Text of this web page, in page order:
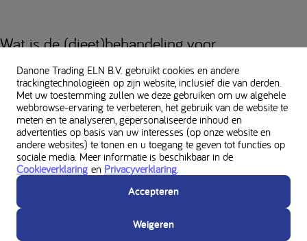
Wat is de (dieet)behandeling voor
stofwisselingsziekten?
Na het resultaat van de neonatale screening neemt de kinderarts van het
ziekenhuis waar je kind geboren is, of je huisarts, contact met je op. Hij of
zij zal je doorverwijzen naar het dichtstbijzijnde ziekenhuis dat
gespecialiseerd is in de behandeling van erfelijke stofwisselingsziekten.
Daar moet je zo snel mogelijk op consult komen om het eiwitbeperkte
dieet te starten. Het eiwitarme dieet is de langst bestaande en zeer
effectieve dieetbehandeling voor deze aandoeningen.
Op basis van de berekende voedingsbehoefte wordt er vervolgens door
de diëtist een dieet vastgesteld, waarbij natuurlijk zoveel mogelijk
Danone Trading ELN B.V. gebruikt cookies en andere
trackingtechnologieën op zijn website, inclusief die van derden.
Met uw toestemming zullen we deze gebruiken om uw algehele
webbrowse-ervaring te verbeteren, het gebruik van de website te
meten en te analyseren, gepersonaliseerde inhoud en
advertenties op basis van uw interesses (op onze website en
andere websites) te tonen en u toegang te geven tot functies op
sociale media. Meer informatie is beschikbaar in de
Cookieverklaring en Privacyverklaring.
Accepteren
Weigeren